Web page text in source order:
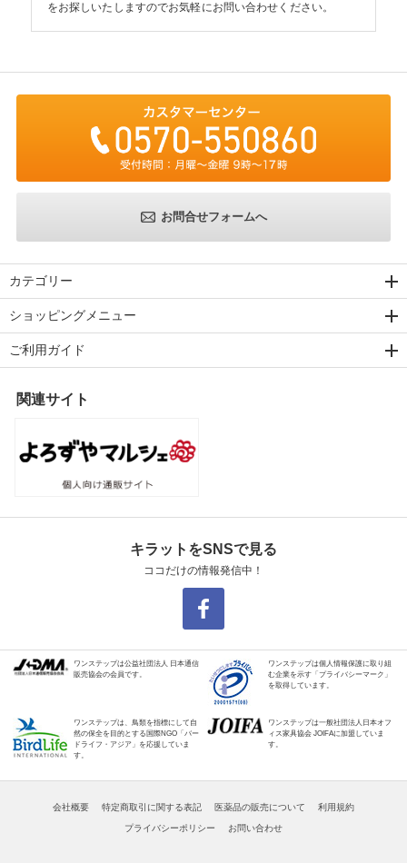
をお探しいたしますのでお気軽にお問い合わせください。
お問合せフォームへ
カテゴリー
ショッピングメニュー
ご利用ガイド
関連サイト
キラットをSNSで見る
ココだけの情報発信中！
ワンステップは公益社団法人 日本通信
販売協会の会員です。
ワンステップは個人情報保護に取り組
む企業を示す「プライバシーマーク」
を取得しています。
ワンステップは、鳥類を指標にして自
然の保全を目的とする国際NGO「バー
ドライフ・アジア」を応援していま
す。
ワンステップは一般社団法人日本オフ
ィス家具協会 JOIFAに加盟していま
す。
会社概要 特定商取引に関する表記 医薬品の販売について 利用規約
プライバシーポリシー お問い合わせ